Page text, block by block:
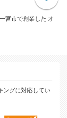
宮市で創業した オ
ングに対応してい